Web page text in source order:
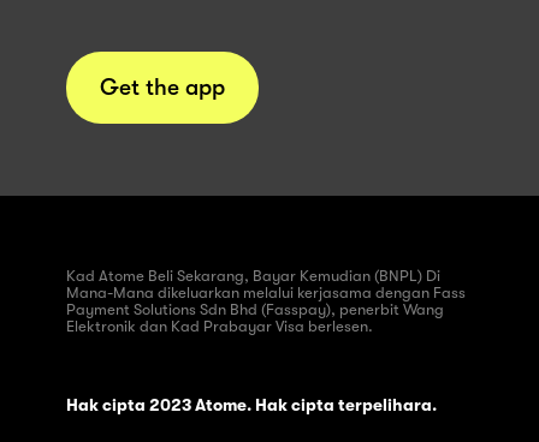
Get the app
Kad Atome Beli Sekarang, Bayar Kemudian (BNPL) Di
Mana-Mana dikeluarkan melalui kerjasama dengan Fass
Payment Solutions Sdn Bhd (Fasspay), penerbit Wang
Elektronik dan Kad Prabayar Visa berlesen.
Hak cipta 2023 Atome. Hak cipta terpelihara.